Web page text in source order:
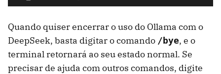
Quando quiser encerrar o uso do Ollama com o
DeepSeek, basta digitar o comando /bye, e o
terminal retornará ao seu estado normal. Se
precisar de ajuda com outros comandos, digite